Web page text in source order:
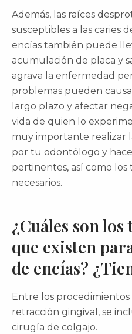
Además, las raíces
susceptibles a las caries
encías también puede
acumulación de placa y
agrava la enfermedad
problemas pueden
largo plazo y afectar
vida de quien lo
muy importante realizar
por tu odontólogo y
pertinentes, así como
necesarios.
¿Cuáles son
que existen
de encías?
Entre los
retracción gingival, se
cirugía de colgajo.